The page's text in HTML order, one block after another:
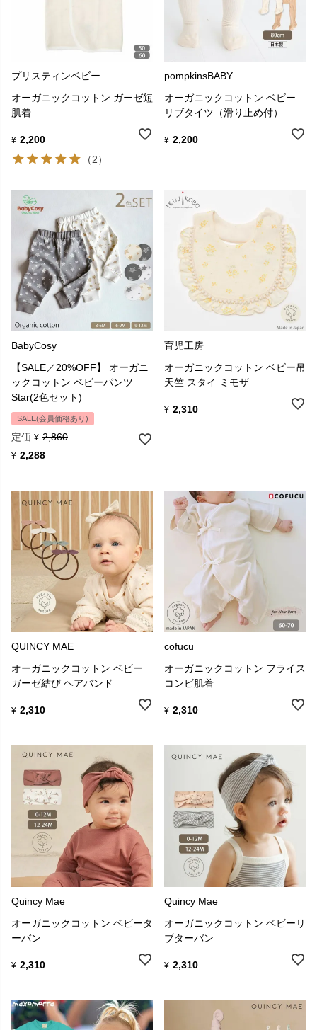
プリスティンベビー
オーガニックコットン ガーゼ短
肌着
¥ 2,200
（2）
pompkinsBABY
オーガニックコットン ベビー
リブタイツ（滑り止め付）
¥ 2,200
BabyCosy
【SALE／20%OFF】 オーガニ
ックコットン ベビーパンツ
Star(2色セット)
SALE(会員価格あり)
定価 ¥ 2,860
¥ 2,288
育児工房
オーガニックコットン ベビー吊
天竺 スタイ ミモザ
¥ 2,310
QUINCY MAE
オーガニックコットン ベビー
ガーゼ結び ヘアバンド
¥ 2,310
cofucu
オーガニックコットン フライス
コンビ肌着
¥ 2,310
Quincy Mae
オーガニックコットン ベビータ
ーバン
¥ 2,310
Quincy Mae
オーガニックコットン ベビーリ
ブターバン
¥ 2,310